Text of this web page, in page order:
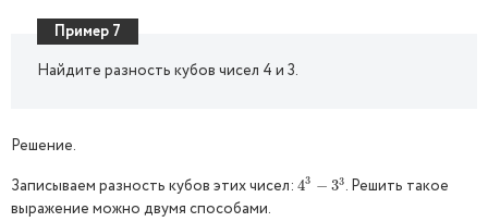
Пример 7
Найдите разность кубов чисел 4 и 3.
Решение.
Записываем разность кубов этих чисел: 43 − 33
43 −3 3 . Решить такое
выражение можно двумя способами.